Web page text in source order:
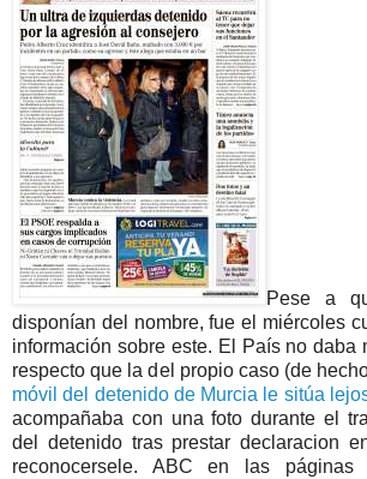
Pese a
disponían del nombre, fue el miércoles
información sobre este. El País no daba
respecto que la del propio caso (de
móvil del detenido de Murcia le sitúa
acompañaba con una foto durante el
del detenido tras prestar declaracion
reconocersele. ABC en las